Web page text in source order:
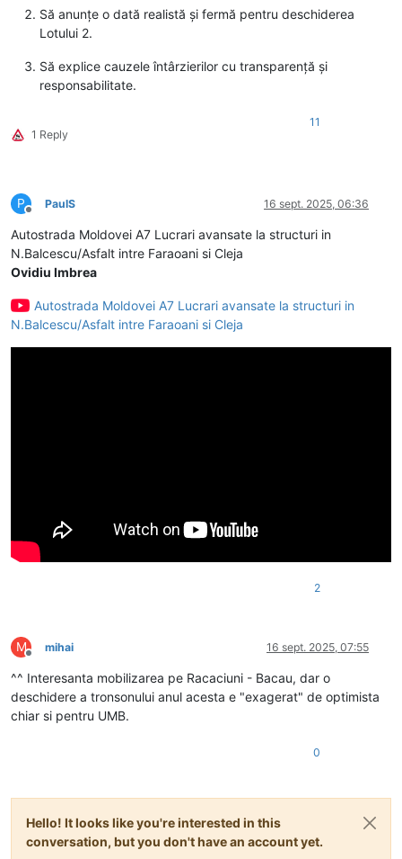
Să anunțe o dată realistă și fermă pentru deschiderea
Lotului 2.
Să explice cauzele întârzierilor cu transparență și
responsabilitate.
1 Reply
11
P
Deconectat
PaulS 16 sept. 2025, 06:36
Autostrada Moldovei A7 Lucrari avansate la structuri in
N.Balcescu/Asfalt intre Faraoani si Cleja
Ovidiu Imbrea
Autostrada Moldovei A7 Lucrari avansate la structuri in
N.Balcescu/Asfalt intre Faraoani si Cleja
2
M
Deconectat
mihai 16 sept. 2025, 07:55
^^ Interesanta mobilizarea pe Racaciuni - Bacau, dar o
deschidere a tronsonului anul acesta e "exagerat" de optimista
chiar si pentru UMB.
0
Hello! It looks like you're interested in this
conversation, but you don't have an account yet.